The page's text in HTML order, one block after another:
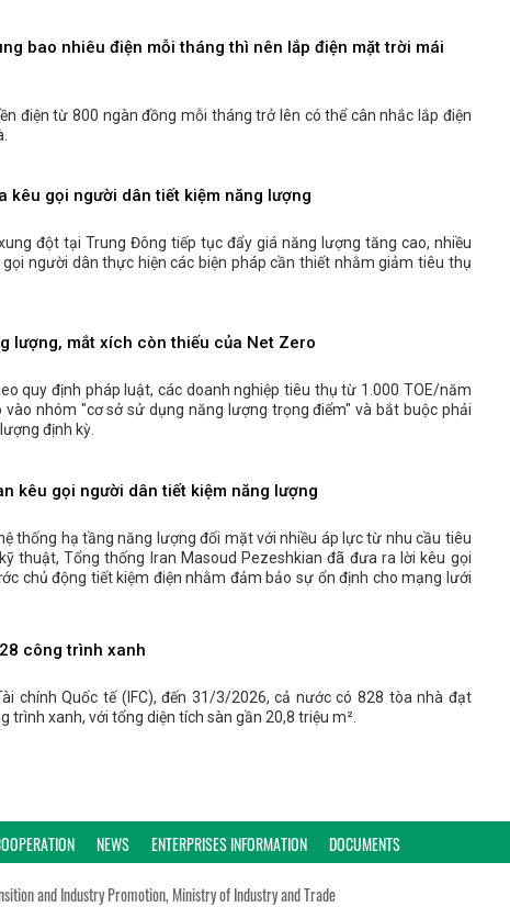
bao nhiêu điện mỗi tháng thì nên lắp điện mặt trời mái
điện từ 800 ngàn đồng mỗi tháng trở lên có thể cân nhắc lắp điện
kêu gọi người dân tiết kiệm năng lượng
đột tại Trung Đông tiếp tục đẩy giá năng lượng tăng cao, nhiều
gọi người dân thực hiện các biện pháp cần thiết nhằm giảm tiêu thụ
lượng, mắt xích còn thiếu của Net Zero
quy định pháp luật, các doanh nghiệp tiêu thụ từ 1.000 TOE/năm
vào nhóm "cơ sở sử dụng năng lượng trọng điểm" và bắt buộc phải
định kỳ.
kêu gọi người dân tiết kiệm năng lượng
thống hạ tầng năng lượng đối mặt với nhiều áp lực từ nhu cầu tiêu
thuật, Tổng thống Iran Masoud Pezeshkian đã đưa ra lời kêu gọi
chủ động tiết kiệm điện nhằm đảm bảo sự ổn định cho mạng lưới
công trình xanh
chính Quốc tế (IFC), đến 31/3/2026, cả nước có 828 tòa nhà đạt
trình xanh, với tổng diện tích sàn gần 20,8 triệu m².
NEWS ENTERPRISES INFORMATION DOCUMENTS
and Industry Promotion, Ministry of Industry and Trade